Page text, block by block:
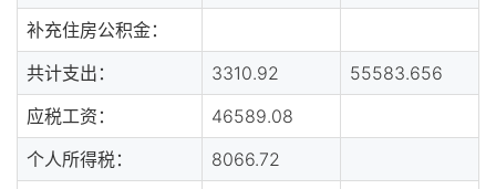
补充住房公积金：
共计支出：
3310.92
55583.656
应税工资：
46589.08
个人所得税：
8066.72